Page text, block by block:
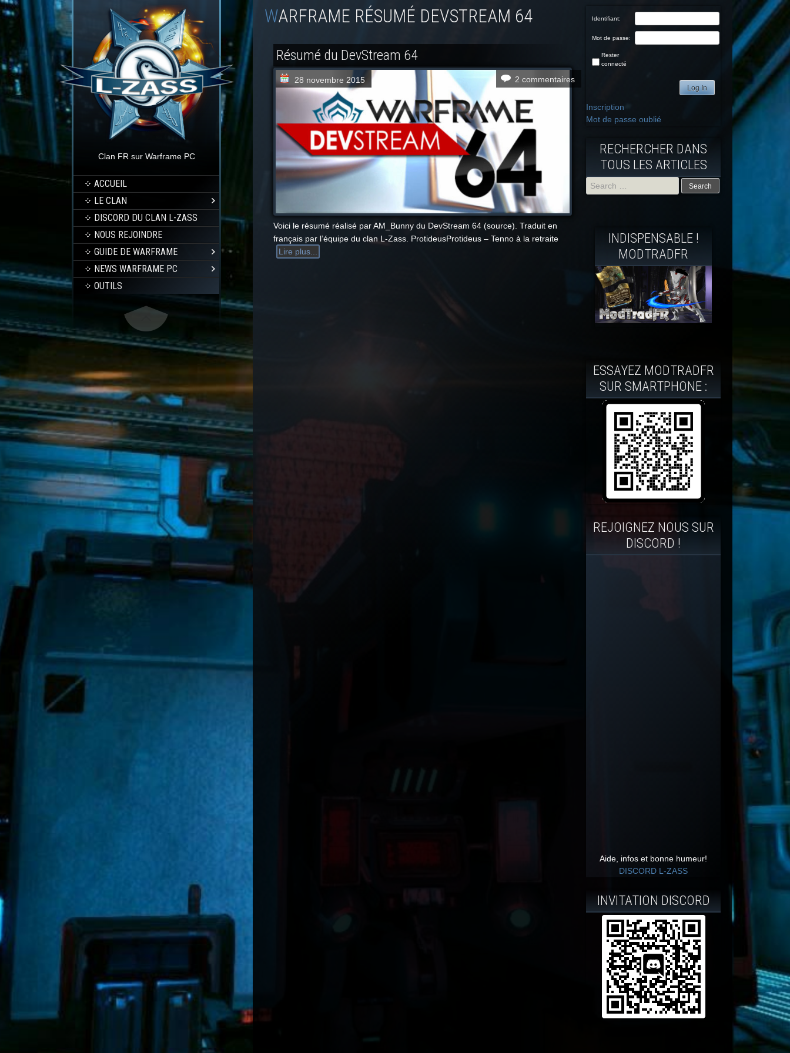
Clan FR sur Warframe PC
ACCUEIL
LE CLAN
DISCORD DU CLAN L-ZASS
NOUS REJOINDRE
GUIDE DE WARFRAME
NEWS WARFRAME PC
OUTILS
WARFRAME RÉSUMÉ DEVSTREAM 64
Résumé du DevStream 64
28 novembre 2015 2 commentaires
Voici le résumé réalisé par AM_Bunny du DevStream 64 (source). Traduit en
français par l’équipe du clan L-Zass. ProtideusProtideus – Tenno à la retraite
Lire plus...
Identifiant:
Mot de passe:
Rester
connecté
Log In
Inscription
Mot de passe oublié
RECHERCHER DANS
TOUS LES ARTICLES
INDISPENSABLE !
MODTRADFR
ESSAYEZ MODTRADFR
SUR SMARTPHONE :
REJOIGNEZ NOUS SUR
DISCORD !
Aide, infos et bonne humeur!
DISCORD L-ZASS
INVITATION DISCORD